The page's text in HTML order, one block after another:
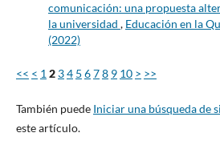
comunicación: una propuesta
la universidad , Educación en la
(2022)
<< < 1 2 34 5 678 9 10 > >>
También puede Iniciar una búsqueda de
este artículo.